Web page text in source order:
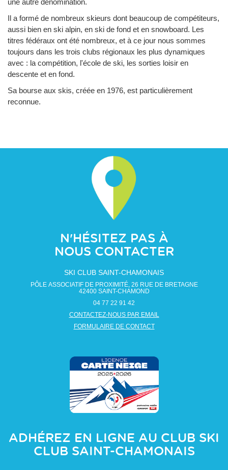
Il a formé de nombreux skieurs dont beaucoup de compétiteurs,
aussi bien en ski alpin, en ski de fond et en snowboard. Les
titres fédéraux ont été nombreux, et à ce jour nous sommes
toujours dans les trois clubs régionaux les plus dynamiques
avec : la compétition, l'école de ski, les sorties loisir en
descente et en fond.
Sa bourse aux skis, créée en 1976, est particulièrement
reconnue.
N'HÉSITEZ PAS À
NOUS CONTACTER
SKI CLUB SAINT-CHAMONAIS
PÔLE ASSOCIATIF DE PROXIMITÉ, 26 RUE DE BRETAGNE
42400 SAINT-CHAMOND
04 77 22 91 42
CONTACTEZ-NOUS PAR EMAIL
FORMULAIRE DE CONTACT
ADHÉREZ EN LIGNE AU CLUB SKI
CLUB SAINT-CHAMONAIS